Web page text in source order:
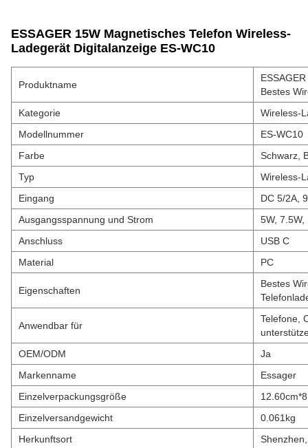
ESSAGER 15W Magnetisches Telefon Wireless-
Ladegerät Digitalanzeige ES-WC10
Produktname
Bestes
Kategorie
Wireless-
Modellnummer
ES-WC10
Farbe
Schwarz,
Typ
Wireless-
Eingang
DC 5/2A,
Ausgangsspannung und Strom
5W, 7.5W,
Anschluss
USB C
Material
PC
Eigenschaften
Bestes
Anwendbar für
Telefone,
OEM/ODM
Ja
Markenname
Essager
Einzelverpackungsgröße
Einzelversandgewicht
0.061kg
Herkunftsort